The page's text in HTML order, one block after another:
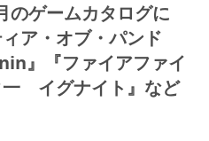
ゲームカタログに
ア・オブ・パンド
』『ファイアファイ
一 イグナイト』など